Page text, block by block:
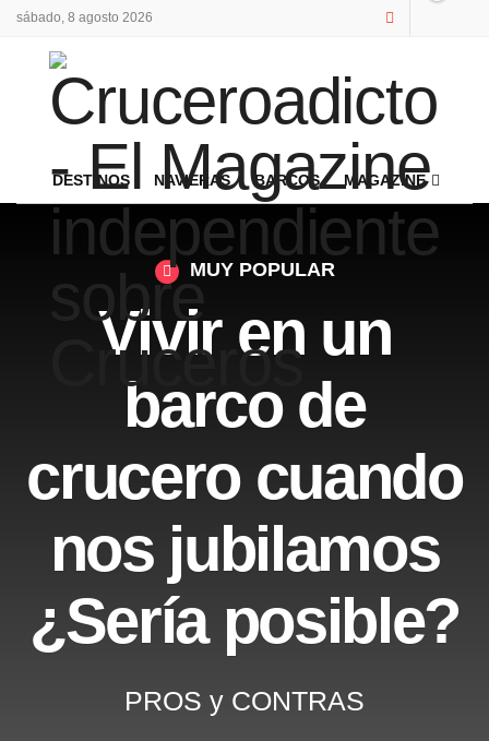
sábado, 8 agosto 2026
DESTINOS NAVIERAS BARCOS MAGAZINE
MUY POPULAR
Vivir en un
barco de
crucero cuando
nos jubilamos
¿Sería posible?
PROS y CONTRAS